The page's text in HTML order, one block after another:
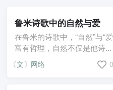
鲁米诗歌中的自然与爱
在鲁米的诗歌中，“自然”与“
富有哲理，自然不仅是他诗...
〔文〕网络 0